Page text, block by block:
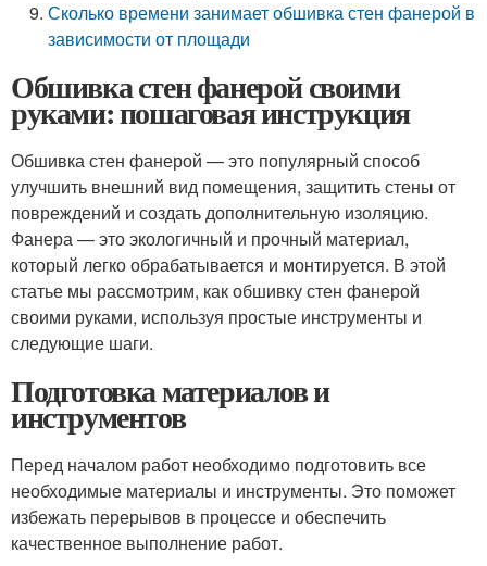
Сколько времени занимает обшивка стен фанерой в
зависимости от площади
Обшивка стен фанерой своими
руками: пошаговая инструкция
Обшивка стен фанерой — это популярный способ
улучшить внешний вид помещения, защитить стены от
повреждений и создать дополнительную изоляцию.
Фанера — это экологичный и прочный материал,
который легко обрабатывается и монтируется. В этой
статье мы рассмотрим, как обшивку стен фанерой
своими руками, используя простые инструменты и
следующие шаги.
Подготовка материалов и
инструментов
Перед началом работ необходимо подготовить все
необходимые материалы и инструменты. Это поможет
избежать перерывов в процессе и обеспечить
качественное выполнение работ.